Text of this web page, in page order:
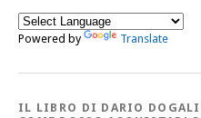
Powered by Translate
IL LIBRO DI DARIO DOGALI